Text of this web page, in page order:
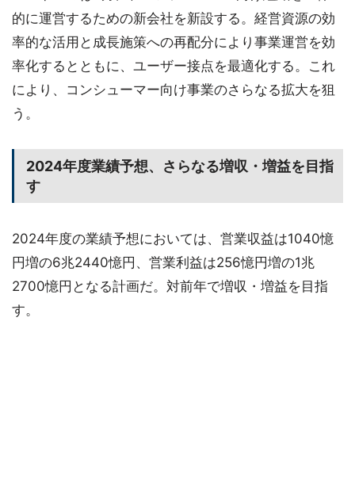
的に運営するための新会社を新設する。経営資源の効
率的な活用と成長施策への再配分により事業運営を効
率化するとともに、ユーザー接点を最適化する。これ
により、コンシューマー向け事業のさらなる拡大を狙
う。
2024年度業績予想、さらなる増収・増益を目指
す
2024年度の業績予想においては、営業収益は1040憶
円増の6兆2440憶円、営業利益は256憶円増の1兆
2700憶円となる計画だ。対前年で増収・増益を目指
す。